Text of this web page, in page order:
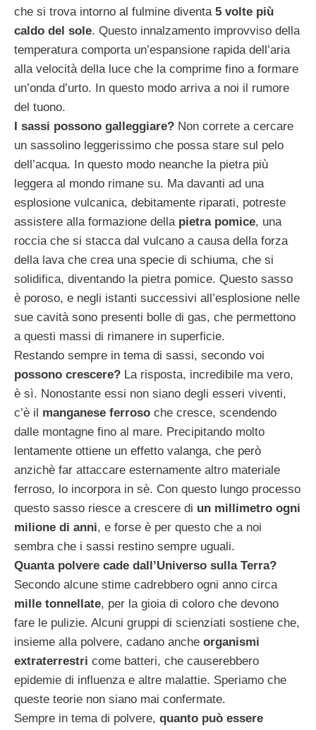
che si trova intorno al fulmine diventa 5 volte più
caldo del sole. Questo innalzamento improvviso della
temperatura comporta un’espansione rapida dell’aria
alla velocità della luce che la comprime fino a formare
un’onda d’urto. In questo modo arriva a noi il rumore
del tuono.
I sassi possono galleggiare? Non correte a cercare
un sassolino leggerissimo che possa stare sul pelo
dell’acqua. In questo modo neanche la pietra più
leggera al mondo rimane su. Ma davanti ad una
esplosione vulcanica, debitamente riparati, potreste
assistere alla formazione della pietra pomice, una
roccia che si stacca dal vulcano a causa della forza
della lava che crea una specie di schiuma, che si
solidifica, diventando la pietra pomice. Questo sasso
è poroso, e negli istanti successivi all’esplosione nelle
sue cavità sono presenti bolle di gas, che permettono
a questi massi di rimanere in superficie.
Restando sempre in tema di sassi, secondo voi
possono crescere? La risposta, incredibile ma vero,
è sì. Nonostante essi non siano degli esseri viventi,
c’è il manganese ferroso che cresce, scendendo
dalle montagne fino al mare. Precipitando molto
lentamente ottiene un effetto valanga, che però
anzichè far attaccare esternamente altro materiale
ferroso, lo incorpora in sè. Con questo lungo processo
questo sasso riesce a crescere di un millimetro ogni
milione di anni, e forse è per questo che a noi
sembra che i sassi restino sempre uguali.
Quanta polvere cade dall’Universo sulla Terra?
Secondo alcune stime cadrebbero ogni anno circa
mille tonnellate, per la gioia di coloro che devono
fare le pulizie. Alcuni gruppi di scienziati sostiene che,
insieme alla polvere, cadano anche organismi
extraterrestri come batteri, che causerebbero
epidemie di influenza e altre malattie. Speriamo che
queste teorie non siano mai confermate.
Sempre in tema di polvere, quanto può essere